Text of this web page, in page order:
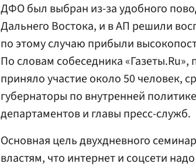
ДФО был выбран из-за удобного
Дальнего Востока, и в АП решили
по этому случаю прибыли
По словам собеседника
приняло участие около 50 человек,
губернаторы по внутренней
департаментов и главы пресс-служб.
Основная цель двухдневного
властям, что интернет и соцсети